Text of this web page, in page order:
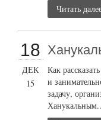
Читать
18
ДЕК
15
Как
и
задачу,